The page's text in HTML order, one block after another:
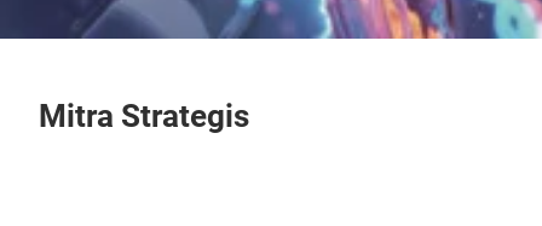
Mitra Strategis